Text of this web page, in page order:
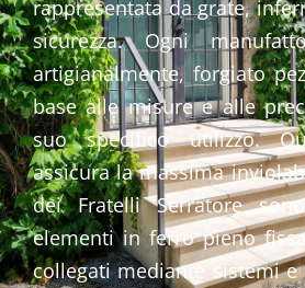
rappresentata da grate,
sicurezza. Ogni
artigianalmente, forgiato
base alle misure e alle
suo specifico utilizzo.
assicura la massima
dei Fratelli Serratore
elementi in ferro pieno
collegati mediante sistemi